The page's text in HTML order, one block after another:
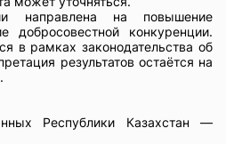
направлена на повышение
добросовестной конкуренции.
в рамках законодательства об
результатов остаётся на
Республики Казахстан —